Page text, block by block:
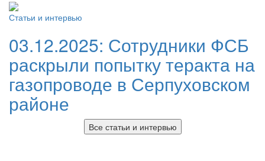
Статьи и интервью
03.12.2025: Сотрудники ФСБ
раскрыли попытку теракта на
газопроводе в Серпуховском
районе
Все статьи и интервью